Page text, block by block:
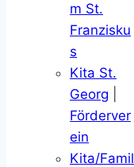
m St.
Franzisku
s
Kita St.
Georg
Förderver
ein
Kita/Famil